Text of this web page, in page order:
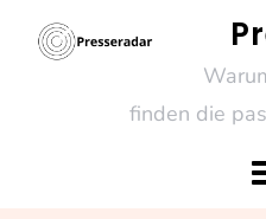
finden die